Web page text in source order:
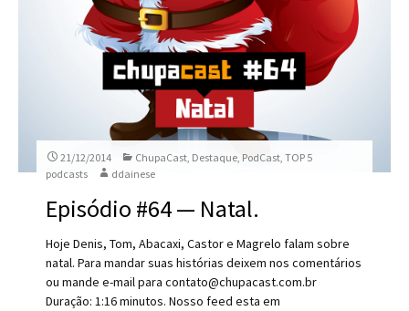
21/12/2014 ChupaCast, Destaque, PodCast,TOP 5
podcasts
ddainese
Episódio #64 — Natal.
Hoje Denis, Tom, Abacaxi, Castor e Magrelo falam sobre
natal. Para mandar suas histórias deixem nos comentários
ou mande e-mail para contato@chupacast.com.br
Duração: 1:16 minutos. Nosso feed esta em